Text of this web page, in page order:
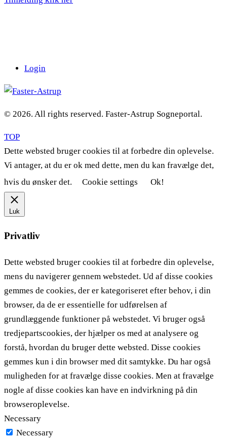
Login
© 2026. All rights reserved. Faster-Astrup Sogneportal.
TOP
Dette websted bruger cookies til at forbedre din oplevelse.
Vi antager, at du er ok med dette, men du kan fravælge det,
hvis du ønsker det.
Cookie settings Ok!
Luk
Privatliv
Dette websted bruger cookies til at forbedre din oplevelse,
mens du navigerer gennem webstedet. Ud af disse cookies
gemmes de cookies, der er kategoriseret efter behov, i din
browser, da de er essentielle for udførelsen af ​​
grundlæggende funktioner på webstedet. Vi bruger også
tredjepartscookies, der hjælper os med at analysere og
forstå, hvordan du bruger dette websted. Disse cookies
gemmes kun i din browser med dit samtykke. Du har også
muligheden for at fravælge disse cookies. Men at fravælge
nogle af disse cookies kan have en indvirkning på din
browseroplevelse.
Necessary
Necessary